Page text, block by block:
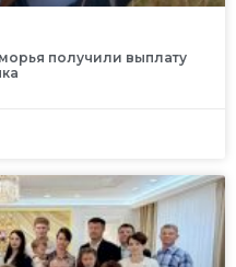
получили выплату